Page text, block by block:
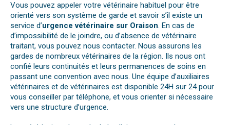
Vous pouvez appeler votre vétérinaire habituel pour être
orienté vers son système de garde et savoir s’il existe un
service d’urgence vétérinaire sur Oraison. En cas de
d’impossibilité de le joindre, ou d’absence de vétérinaire
traitant, vous pouvez nous contacter. Nous assurons les
gardes de nombreux vétérinaires de la région. Ils nous ont
confié leurs continuités et leurs permanences de soins en
passant une convention avec nous. Une équipe d’auxiliaires
vétérinaires et de vétérinaires est disponible 24H sur 24 pour
vous conseiller par téléphone, et vous orienter si nécessaire
vers une structure d’urgence.